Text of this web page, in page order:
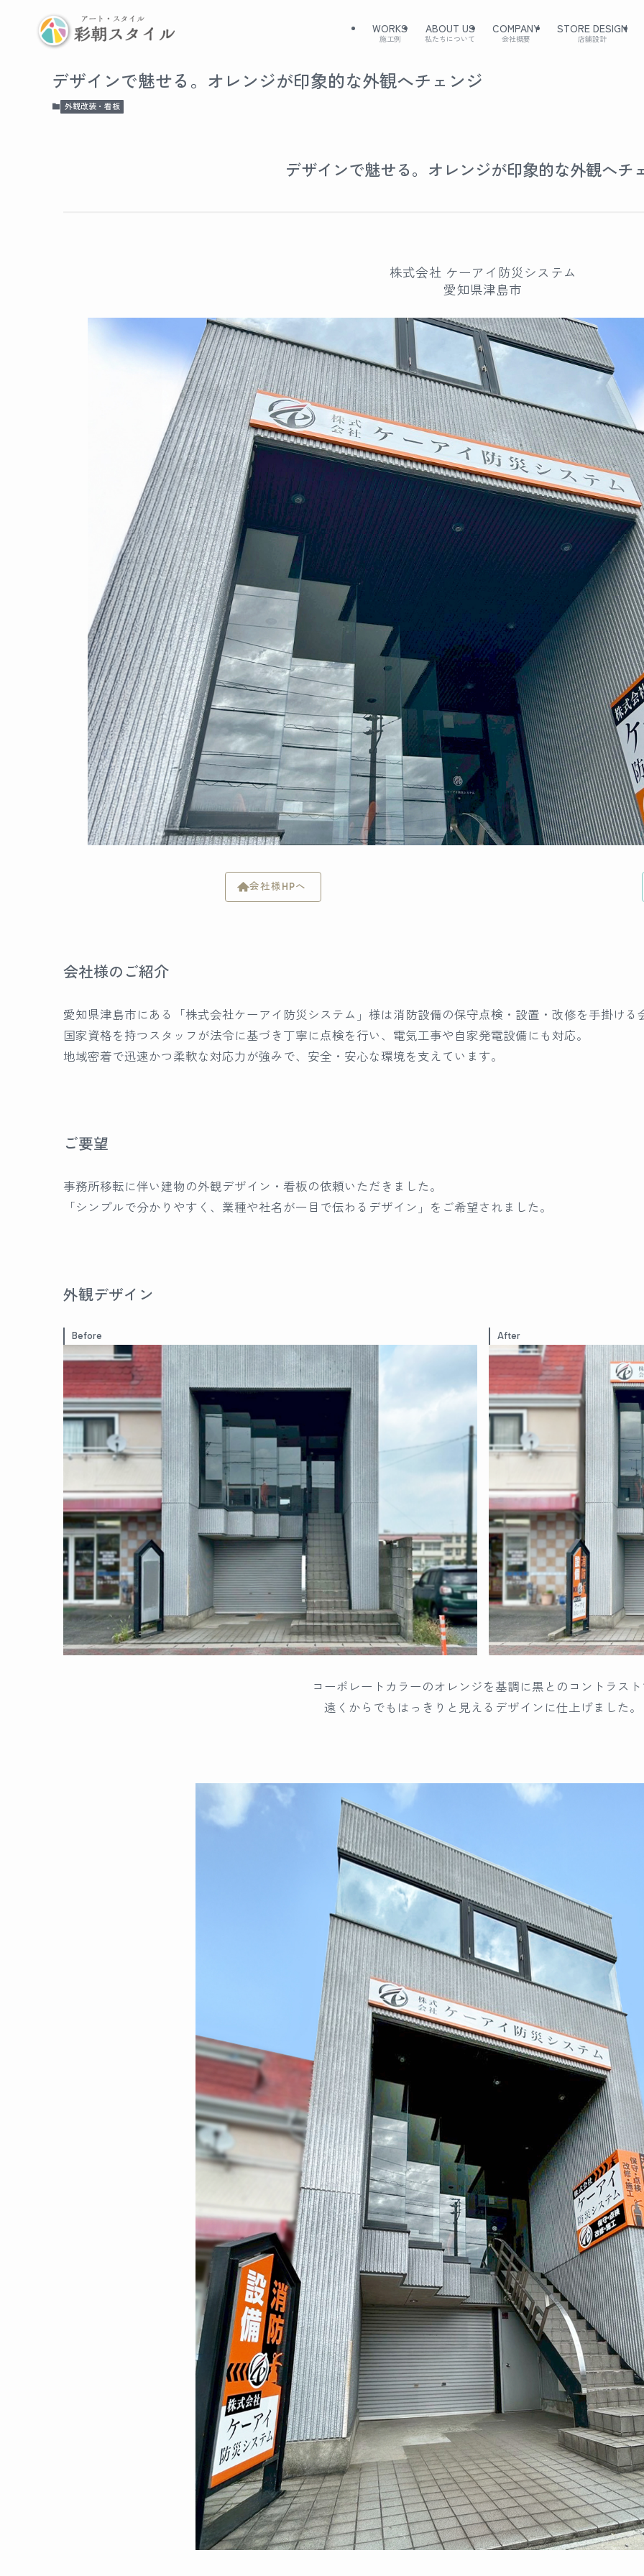
WORKS
施工例
ABOUT US
私たちについて
COMPANY
会社概要
STORE DESIGN
店舗設計
デザインで魅せる。オレンジが印象的な外観へチェンジ
外観改装・看板
デザインで魅せる。オレンジが印象的な外観へチ
株式会社 ケーアイ防災システム
愛知県津島市
会社様HPへ
会社様のご紹介
愛知県津島市にある「株式会社ケーアイ防災システム」様は消防設備の保守点検・設置・改修を手掛ける
国家資格を持つスタッフが法令に基づき丁寧に点検を行い、電気工事や自家発電設備にも対応。
地域密着で迅速かつ柔軟な対応力が強みで、安全・安心な環境を支えています。
ご要望
事務所移転に伴い建物の外観デザイン・看板の依頼いただきました。
「シンプルで分かりやすく、業種や社名が一目で伝わるデザイン」をご希望されました。
外観デザイン
Before After
コーポレートカラーのオレンジを基調に黒とのコントラス
遠くからでもはっきりと見えるデザインに仕上げました。